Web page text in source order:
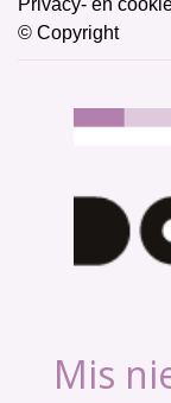
Privacy- en
© Copyright
Mis